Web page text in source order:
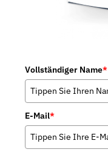
Vollständiger Name*
E-Mail*